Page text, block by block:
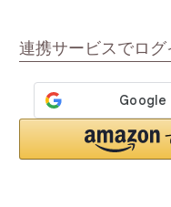
連携サービスでロ